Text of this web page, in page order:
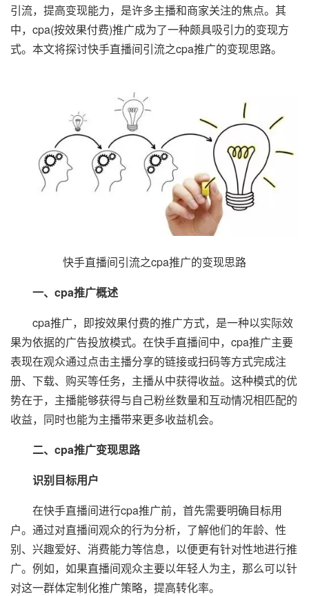
引流，提高变现能力，是许多主播和商家关注的焦点。其
中，cpa(按效果付费)推广成为了一种颇具吸引力的变现方
式。本文将探讨快手直播间引流之cpa推广的变现思路。
快手直播间引流之cpa推广的变现思路
一、cpa推广概述
cpa推广，即按效果付费的推广方式，是一种以实际效
果为依据的广告投放模式。在快手直播间中，cpa推广主要
表现在观众通过点击主播分享的链接或扫码等方式完成注
册、下载、购买等任务，主播从中获得收益。这种模式的优
势在于，主播能够获得与自己粉丝数量和互动情况相匹配的
收益，同时也能为主播带来更多收益机会。
二、cpa推广变现思路
识别目标用户
在快手直播间进行cpa推广前，首先需要明确目标用
户。通过对直播间观众的行为分析，了解他们的年龄、性
别、兴趣爱好、消费能力等信息，以便更有针对性地进行推
广。例如，如果直播间观众主要以年轻人为主，那么可以针
对这一群体定制化推广策略，提高转化率。